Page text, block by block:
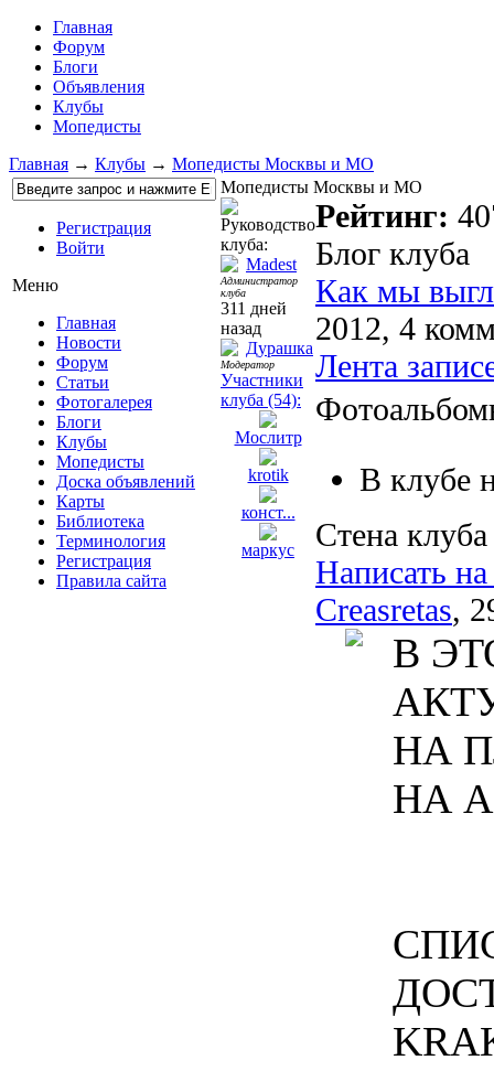
Главная
Форум
Блоги
Объявления
Клубы
Мопедисты
Главная → Клубы → Мопедисты Москвы и МО
Регистрация
Войти
Меню
Главная
Новости
Форум
Статьи
Фотогалерея
Блоги
Клубы
Мопедисты
Доска объявлений
Карты
Библиотека
Терминология
Регистрация
Правила сайта
Мопедисты Москвы и МО
Руководство
клуба:
Madest
Администратор
клуба
311 дней
назад
Дурашка
Модератор
Участники
клуба (54):
Мослитр
krotik
конст...
маркус
Рейтинг:
Блог клуба
Как мы
2012, 4
Лента
В клубе
Стена клуба
Написать на
Creasretas,
В
НА
НА